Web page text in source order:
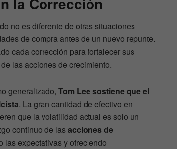
no es diferente de otras situaciones
de compra antes de un nuevo repunte.
cada corrección para fortalecer sus
las acciones de crecimiento.
generalizado, Tom Lee sostiene que el
. La gran cantidad de efectivo en
que la volatilidad actual es solo un
continuo de lasacciones de
las expectativas y ofreciendo